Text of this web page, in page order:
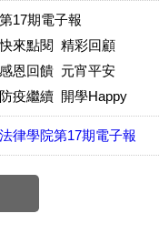
第17期電子報
快來點閱 精彩回顧
感恩回饋 元宵平安
防疫繼續 開學Happy
法律學院第17期電子報